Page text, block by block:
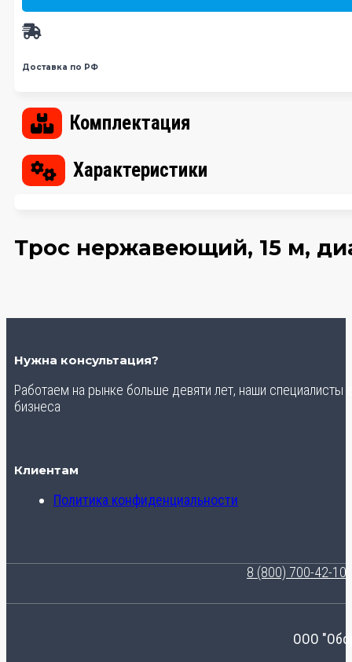
Доставка по РФ
Комплектация
Характеристики
Трос нержавеющий, 15 м,
Нужна консультация?
Работаем на рынке больше девяти лет, наши
бизнеса
Клиентам
Политика конфиденциальности
8 (800) 700-42-10
ООО